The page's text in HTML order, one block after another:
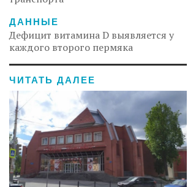
ДАННЫЕ
Дефицит витамина D выявляется у
каждого второго пермяка
ЧИТАТЬ ДАЛЕЕ